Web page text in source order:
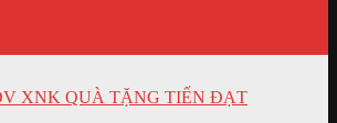
XNK QUÀ TẶNG TIẾN ĐẠT